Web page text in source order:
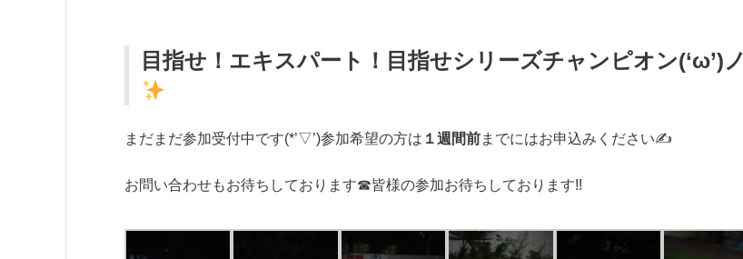
目指せ！エキスパート！目指せシリーズチャンピオン(‘ω’)ノ
まだまだ参加受付中です(*’▽’)参加希望の方は １週間前までにはお申込みください✍
お問い合わせもお待ちしております☎皆様の参加お待ちしております!!